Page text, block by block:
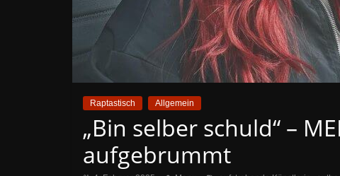
Raptastisch Allgemein
„Bin selber schuld“ –
aufgebrummt